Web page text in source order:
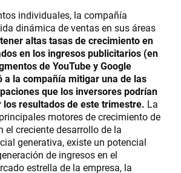
individuales, la compañía
dinámica de ventas en sus áreas
altas tasas de crecimiento en
​​en los ingresos publicitarios (en
de YouTube y Google
a la compañía mitigar una de las
que los inversores podrían
los resultados de este trimestre. La
motores de crecimiento de
el creciente desarrollo de la
generativa, existe un potencial
de ingresos en el
estrella de la empresa, la